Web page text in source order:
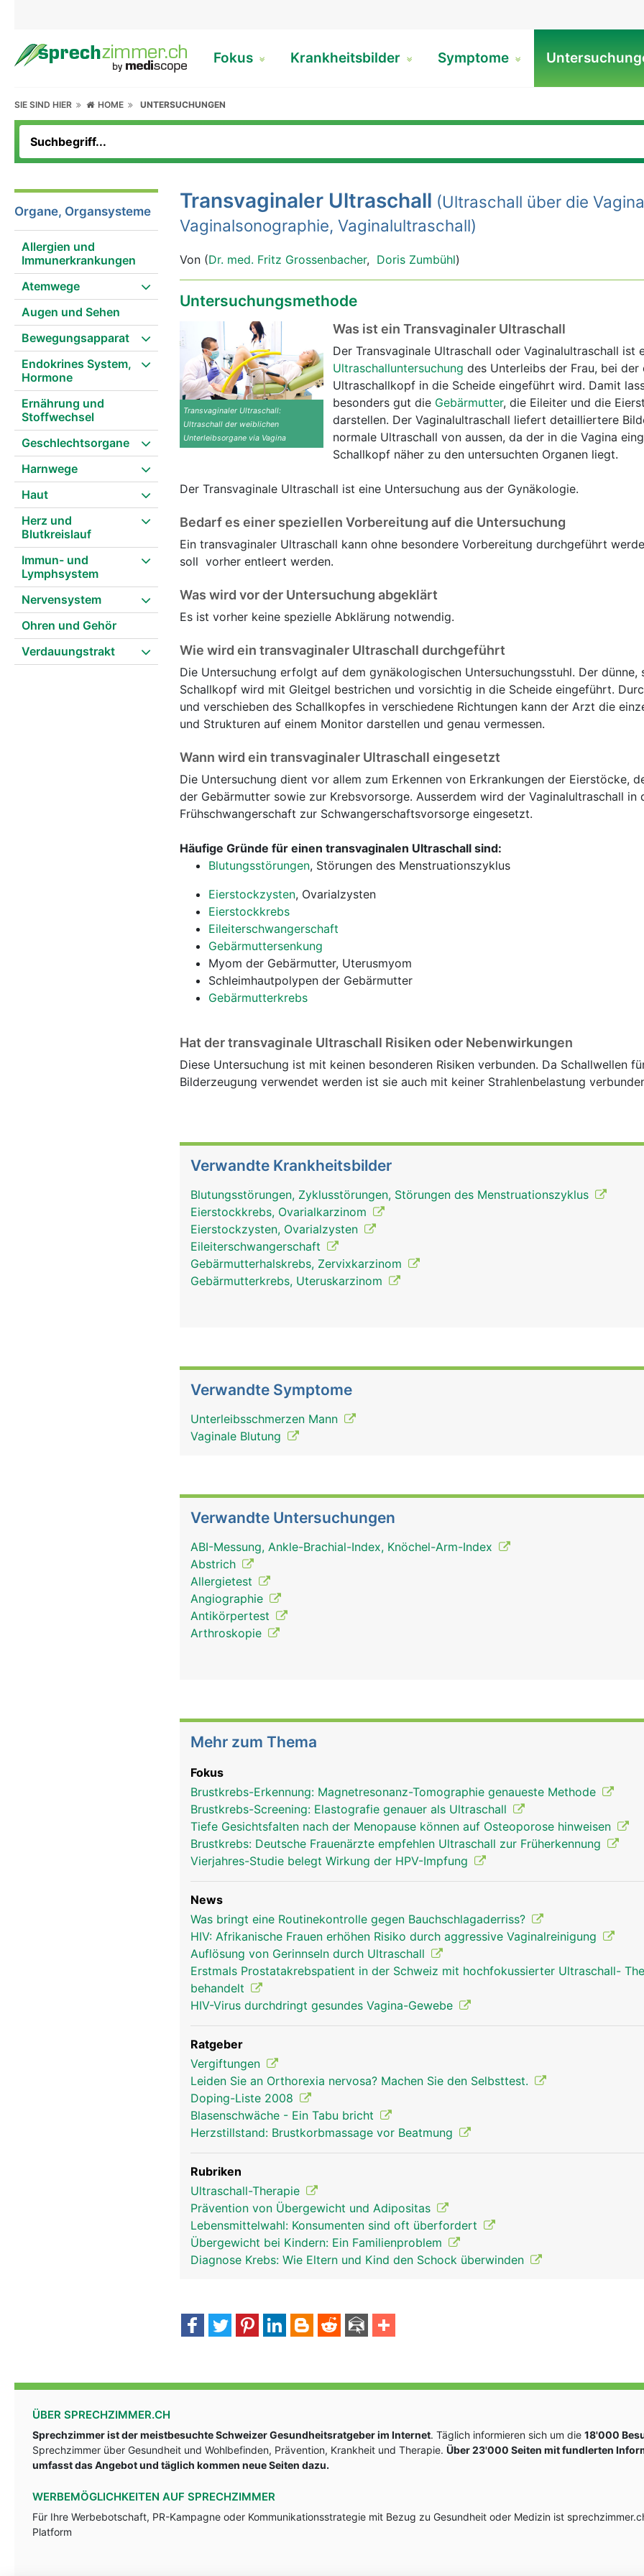
Fokus Krankheitsbilder Symptome
SIE SIND HIER HOME UNTERSUCHUNGEN
Organe, Organsysteme
Allergien und
Immunerkrankungen
Atemwege
Augen und Sehen
Bewegungsapparat
Endokrines System,
Hormone
Ernährung und
Stoffwechsel
Geschlechtsorgane
Harnwege
Haut
Herz und
Blutkreislauf
Immun- und
Lymphsystem
Nervensystem
Ohren und Gehör
Verdauungstrakt
Transvaginaler Ultraschall (Ultraschall über die
Vaginalsonographie, Vaginalultraschall)
Von (Dr. med. Fritz Grossenbacher, Doris Zumbühl)
Untersuchungsmethode
Transvaginaler Ultraschall:
Ultraschall der weiblichen
Unterleibsorgane via Vagina
Was ist ein Transvaginaler Ultraschall
Der Transvaginale Ultraschall oder Vaginalultraschall ist
Ultraschalluntersuchung des Unterleibs der Frau, bei der
Ultraschallkopf in die Scheide eingeführt wird. Damit
besonders gut die Gebärmutter, die Eileiter und die
darstellen. Der Vaginalultraschall liefert detailliertere
normale Ultraschall von aussen, da der in die Vagina
Schallkopf näher zu den untersuchten Organen liegt.
Der Transvaginale Ultraschall ist eine Untersuchung aus der Gynäkologie.
Bedarf es einer speziellen Vorbereitung auf die Untersuchung
Ein transvaginaler Ultraschall kann ohne besondere Vorbereitung durchgeführt
soll vorher entleert werden.
Was wird vor der Untersuchung abgeklärt
Es ist vorher keine spezielle Abklärung notwendig.
Wie wird ein transvaginaler Ultraschall durchgeführt
Die Untersuchung erfolgt auf dem gynäkologischen Untersuchungsstuhl. Der dünne,
Schallkopf wird mit Gleitgel bestrichen und vorsichtig in die Scheide eingeführt.
und verschieben des Schallkopfes in verschiedene Richtungen kann der Arzt die
und Strukturen auf einem Monitor darstellen und genau vermessen.
Wann wird ein transvaginaler Ultraschall eingesetzt
Die Untersuchung dient vor allem zum Erkennen von Erkrankungen der Eierstöcke,
der Gebärmutter sowie zur Krebsvorsorge. Ausserdem wird der Vaginalultraschall in
Frühschwangerschaft zur Schwangerschaftsvorsorge eingesetzt.
Häufige Gründe für einen transvaginalen Ultraschall sind:
Blutungsstörungen, Störungen des Menstruationszyklus
Eierstockzysten, Ovarialzysten
Eierstockkrebs
Eileiterschwangerschaft
Gebärmuttersenkung
Myom der Gebärmutter, Uterusmyom
Schleimhautpolypen der Gebärmutter
Gebärmutterkrebs
Hat der transvaginale Ultraschall Risiken oder Nebenwirkungen
Diese Untersuchung ist mit keinen besonderen Risiken verbunden. Da Schallwellen
Bilderzeugung verwendet werden ist sie auch mit keiner Strahlenbelastung
Verwandte Krankheitsbilder
Blutungsstörungen, Zyklusstörungen, Störungen des Menstruationszyklus
Eierstockkrebs, Ovarialkarzinom
Eierstockzysten, Ovarialzysten
Eileiterschwangerschaft
Gebärmutterhalskrebs, Zervixkarzinom
Gebärmutterkrebs, Uteruskarzinom
Verwandte Symptome
Unterleibsschmerzen Mann
Vaginale Blutung
Verwandte Untersuchungen
ABI-Messung, Ankle-Brachial-Index, Knöchel-Arm-Index
Abstrich
Allergietest
Angiographie
Antikörpertest
Arthroskopie
Mehr zum Thema
Fokus
Brustkrebs-Erkennung: Magnetresonanz-Tomographie genaueste Methode
Brustkrebs-Screening: Elastografie genauer als Ultraschall
Tiefe Gesichtsfalten nach der Menopause können auf Osteoporose hinweisen
Brustkrebs: Deutsche Frauenärzte empfehlen Ultraschall zur Früherkennung
Vierjahres-Studie belegt Wirkung der HPV-Impfung
News
Was bringt eine Routinekontrolle gegen Bauchschlagaderriss?
HIV: Afrikanische Frauen erhöhen Risiko durch aggressive Vaginalreinigung
Auflösung von Gerinnseln durch Ultraschall
Erstmals Prostatakrebspatient in der Schweiz mit hochfokussierter Ultraschall-
behandelt
HIV-Virus durchdringt gesundes Vagina-Gewebe
Ratgeber
Vergiftungen
Leiden Sie an Orthorexia nervosa? Machen Sie den Selbsttest.
Doping-Liste 2008
Blasenschwäche - Ein Tabu bricht
Herzstillstand: Brustkorbmassage vor Beatmung
Rubriken
Ultraschall-Therapie
Prävention von Übergewicht und Adipositas
Lebensmittelwahl: Konsumenten sind oft überfordert
Übergewicht bei Kindern: Ein Familienproblem
Diagnose Krebs: Wie Eltern und Kind den Schock überwinden
ÜBER SPRECHZIMMER.CH
Sprechzimmer ist der meistbesuchte Schweizer Gesundheitsratgeber im Internet. Täglich informieren sich um die 18'000
Sprechzimmer über Gesundheit und Wohlbefinden, Prävention, Krankheit und Therapie. Über 23'000 Seiten mit fundlerten
umfasst das Angebot und täglich kommen neue Seiten dazu.
WERBEMÖGLICHKEITEN AUF SPRECHZIMMER
Für Ihre Werbebotschaft, PR-Kampagne oder Kommunikationsstrategie mit Bezug zu Gesundheit oder Medizin ist
Platform